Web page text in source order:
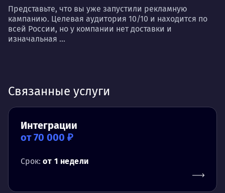
Представьте, что вы уже запустили рекламную
кампанию. Целевая аудитория 10/10 и находится по
всей России, но у компании нет доставки и
изначальная ...
Связанные услуги
Интеграции
от 70 000 ₽
Срок: от 1 недели